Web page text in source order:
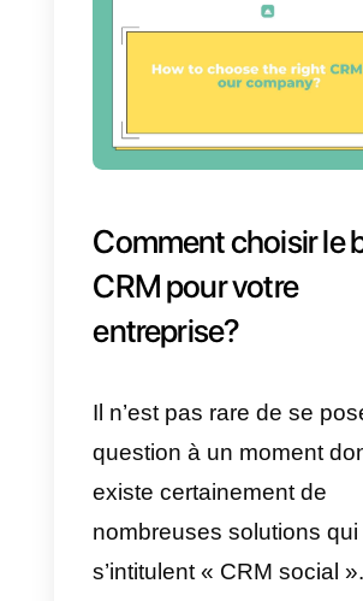
informations sur
partir de n’importe
disponible sur
compréhension de
c) Vous pouvez
En disposant de
d’informations sur
en comprenant